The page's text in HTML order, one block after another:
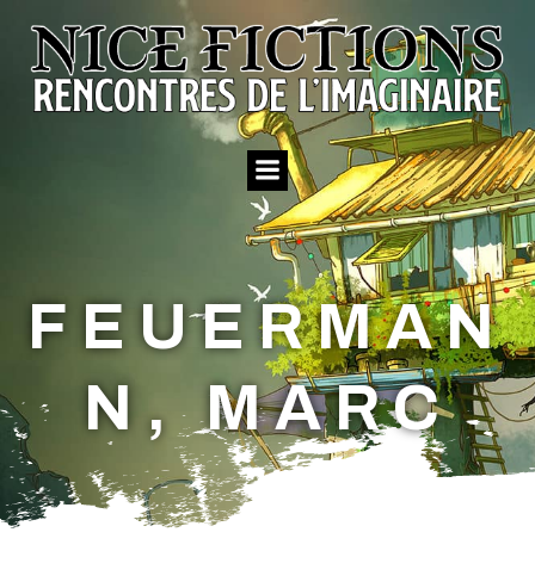
au
contenu
FEUERMAN
N, MARC